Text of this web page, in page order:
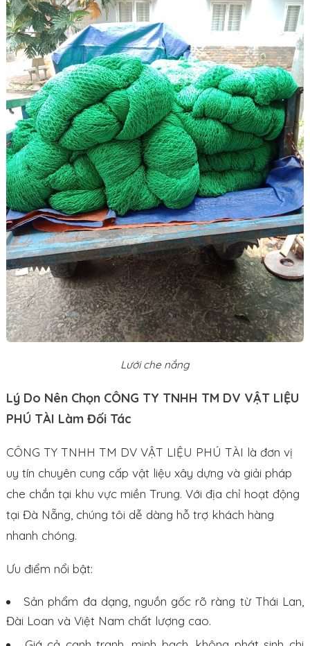
Lưới che nắng
Lý Do Nên Chọn CÔNG TY TNHH TM DV VẬT LIỆU
PHÚ TÀI Làm Đối Tác
CÔNG TY TNHH TM DV VẬT LIỆU PHÚ TÀI là đơn vị
uy tín chuyên cung cấp vật liệu xây dựng và giải pháp
che chắn tại khu vực miền Trung. Với địa chỉ hoạt động
tại Đà Nẵng, chúng tôi dễ dàng hỗ trợ khách hàng
nhanh chóng.
Ưu điểm nổi bật:
Sản phẩm đa dạng, nguồn gốc rõ ràng từ Thái Lan,
Đài Loan và Việt Nam chất lượng cao.